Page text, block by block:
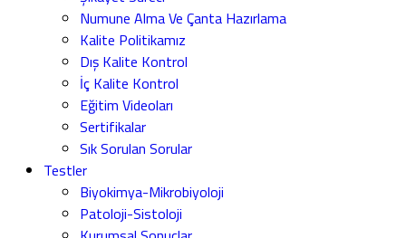
Numune Alma Ve Çanta Hazırlama
Kalite Politikamız
Dış Kalite Kontrol
İç Kalite Kontrol
Eğitim Videoları
Sertifikalar
Sık Sorulan Sorular
Testler
Biyokimya-Mikrobiyoloji
Patoloji-Sistoloji